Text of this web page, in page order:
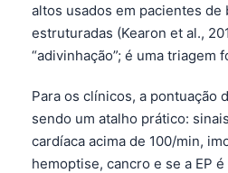
altos usados em pacientes de
estruturadas (Kearon et al.,
“adivinhação”; é uma triagem
Para os clínicos, a pontuação
sendo um atalho prático:
cardíaca acima de 100/min,
hemoptise, cancro e se a EP
Gàidhlig
Occitan
العربية المغربية
ພາສາລາວ